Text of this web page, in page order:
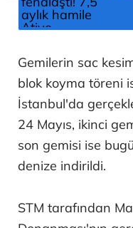
Gemilerin sac
blok koyma töreni
İstanbul'da
24 Mayıs, ikinci
son gemisi ise
denize indirildi.
STM tarafından